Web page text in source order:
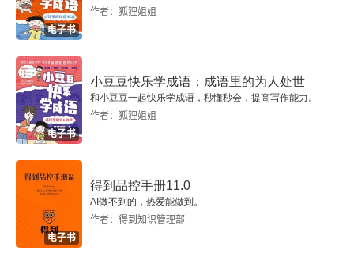
电子书
作者：狐狸姐姐
电子书
小豆豆快乐学成语：成语里的为人处世
和小豆豆一起快乐学成语，秒懂秒会，提高写作能力。
作者：狐狸姐姐
电子书
得到品控手册11.0
AI做不到的，热爱能做到。
作者：得到知识管理部